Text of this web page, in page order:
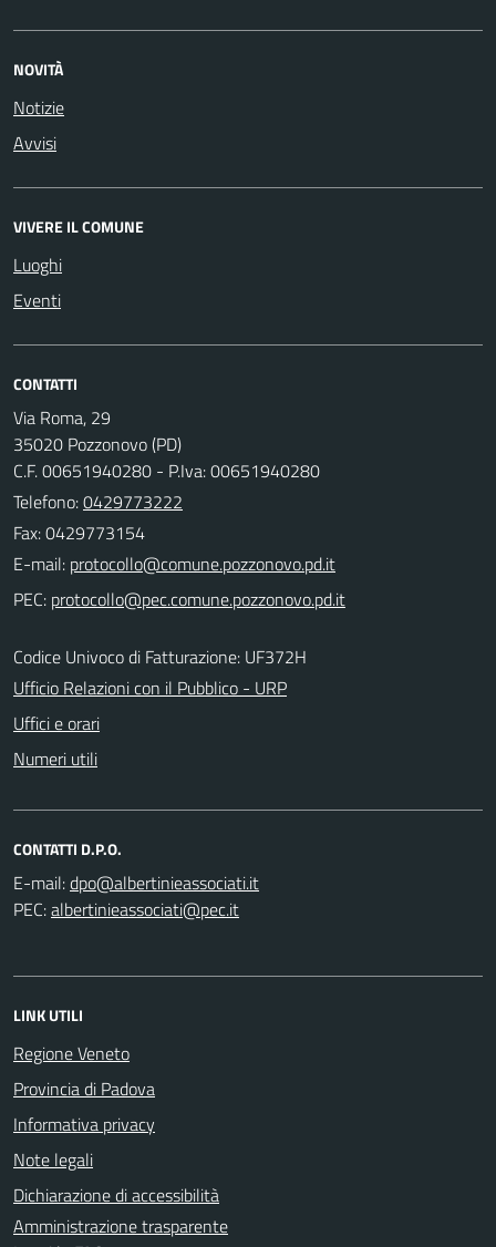
NOVITÀ
Notizie
Avvisi
VIVERE IL COMUNE
Luoghi
Eventi
CONTATTI
Via Roma, 29
35020 Pozzonovo (PD)
C.F. 00651940280 - P.Iva: 00651940280
Telefono:0429773222
Fax: 0429773154
E-mail:
PEC:
Codice Univoco di Fatturazione: UF372H
Ufficio Relazioni con il Pubblico - URP
Uffici e orari
Numeri utili
CONTATTI D.P.O.
E-mail:
PEC:
LINK UTILI
Regione Veneto
Provincia di Padova
Informativa privacy
Note legali
Dichiarazione di accessibilità
Amministrazione trasparente